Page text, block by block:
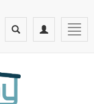
Toggle
navigation
Toggle
search